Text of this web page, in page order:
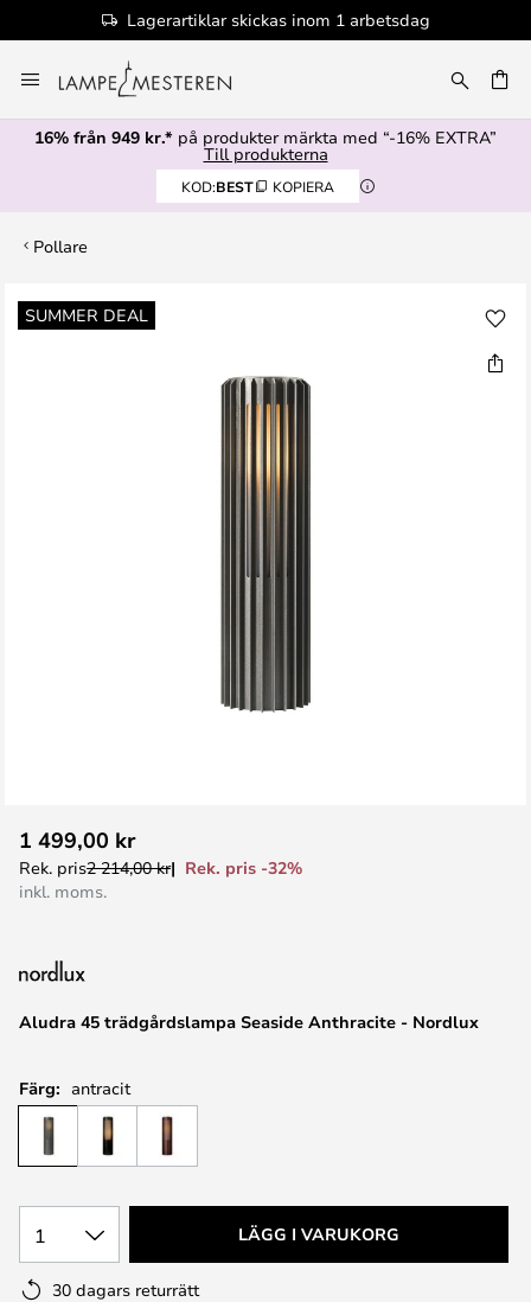
Lagerartiklar skickas inom 1 arbetsdag
till
innehållet
16% från 949 kr.* på produkter märkta med “-16% EXTRA”
Till produkterna
KOD:BEST KOPIERA
Pollare
SUMMER DEAL
Hoppa
till
till
början
Aludra 45 trädgårdslampa Seaside Anthracite - Nordlux
1 499,00 kr
Rek. pris2 214,00 kr
Rek. pris -32%
inkl. moms.
Färg: antracit
1 LÄGG I VARUKORG
30 dagars returrätt